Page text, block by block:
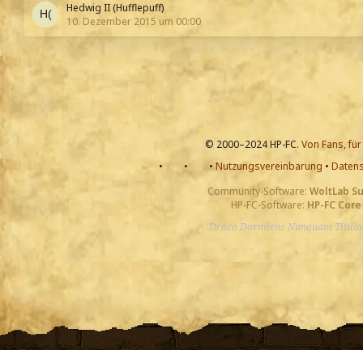
Hedwig II (Hufflepuff)
10. Dezember 2015 um 00:00
© 2000–2024 HP-FC. Von Fans,
•
• • Nutzungsvereinbarung •
Community-Software: WoltLab
HP-FC-Software: HP-FC Core
Draco Dormiens Nunquam